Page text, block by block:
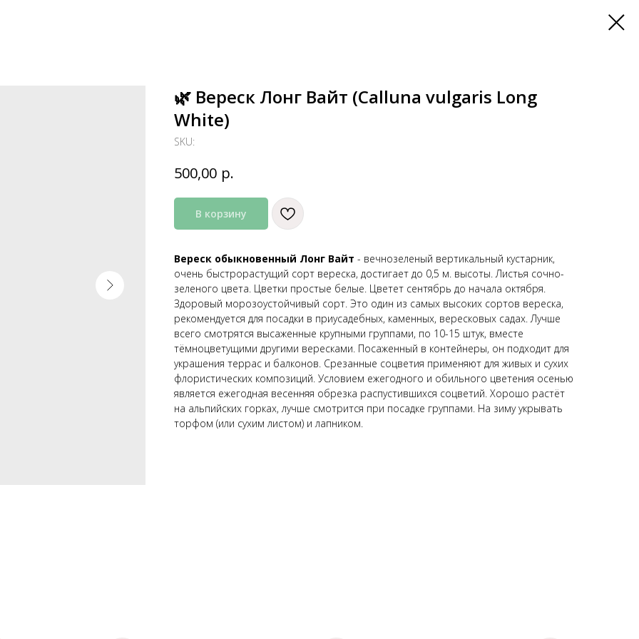
🌿 Вереск Лонг Вайт (Calluna vulgaris Long
White)
SKU:
500,00 р.
В корзину
Вереск обыкновенный Лонг Вайт - вечнозеленый вертикальный кустарник,
очень быстрорастущий сорт вереска, достигает до 0,5 м. высоты. Листья сочно-
зеленого цвета. Цветки простые белые. Цветет сентябрь до начала октября.
Здоровый морозоустойчивый сорт. Это один из самых высоких сортов вереска,
рекомендуется для посадки в приусадебных, каменных, вересковых садах. Лучше
всего смотрятся высаженные крупными группами, по 10-15 штук, вместе
тёмноцветущими другими вересками. Посаженный в контейнеры, он подходит для
украшения террас и балконов. Срезанные соцветия применяют для живых и сухих
флористических композиций. Условием ежегодного и обильного цветения осенью
является ежегодная весенняя обрезка распустившихся соцветий. Хорошо растёт
на альпийских горках, лучше смотрится при посадке группами. На зиму укрывать
торфом (или сухим листом) и лапником.